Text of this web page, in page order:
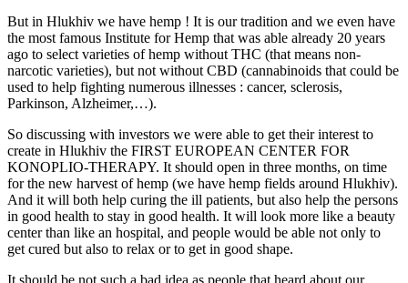
But in Hlukhiv we have hemp ! It is our tradition and we even have
the most famous Institute for Hemp that was able already 20 years
ago to select varieties of hemp without THC (that means non-
narcotic varieties), but not without CBD (cannabinoids that could be
used to help fighting numerous illnesses : cancer, sclerosis,
Parkinson, Alzheimer,…).
So discussing with investors we were able to get their interest to
create in Hlukhiv the FIRST EUROPEAN CENTER FOR
KONOPLIO-THERAPY. It should open in three months, on time
for the new harvest of hemp (we have hemp fields around Hlukhiv).
And it will both help curing the ill patients, but also help the persons
in good health to stay in good health. It will look more like a beauty
center than like an hospital, and people would be able not only to
get cured but also to relax or to get in good shape.